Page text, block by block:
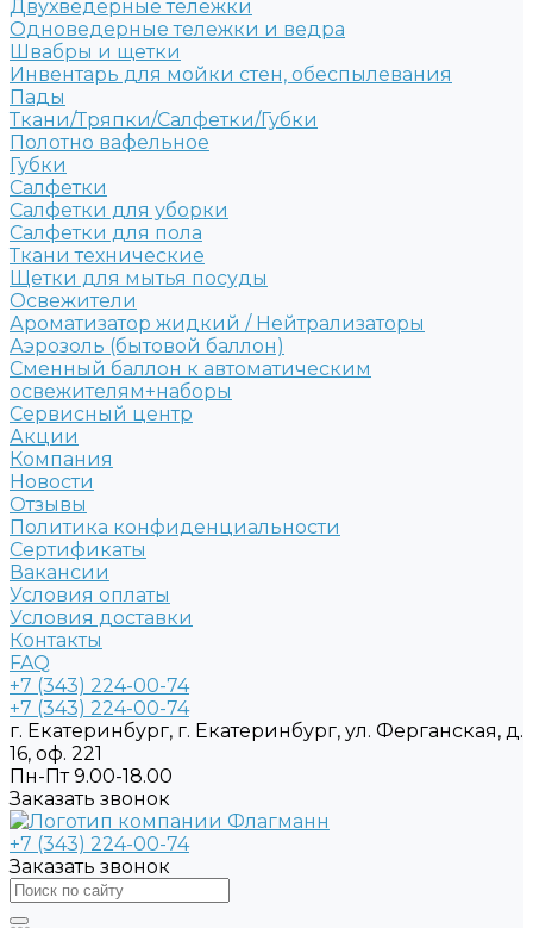
Двухведерные тележки
Одноведерные тележки и ведра
Швабры и щетки
Инвентарь для мойки стен, обеспылевания
Пады
Ткани/Тряпки/Салфетки/Губки
Полотно вафельное
Губки
Салфетки
Салфетки для уборки
Салфетки для пола
Ткани технические
Щетки для мытья посуды
Освежители
Ароматизатор жидкий / Нейтрализаторы
Аэрозоль (бытовой баллон)
Сменный баллон к автоматическим
освежителям+наборы
Сервисный центр
Акции
Компания
Новости
Отзывы
Политика конфиденциальности
Сертификаты
Вакансии
Условия оплаты
Условия доставки
Контакты
FAQ
+7 (343) 224-00-74
+7 (343) 224-00-74
г. Екатеринбург, г. Екатеринбург, ул. Ферганская, д.
16, оф. 221
Пн-Пт 9.00-18.00
Заказать звонок
+7 (343) 224-00-74
Заказать звонок